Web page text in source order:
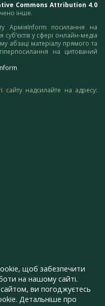
Commons Attribution 4.0
інше.
АрміяInform посилання на
суб’єктів у сфері онлайн-медіа
абзаці матеріалу прямого та
на цитований
сайту надсилайте на адресу:
щоб забезпечити
на нашому сайті.
ви погоджуєтесь
Детальніше про